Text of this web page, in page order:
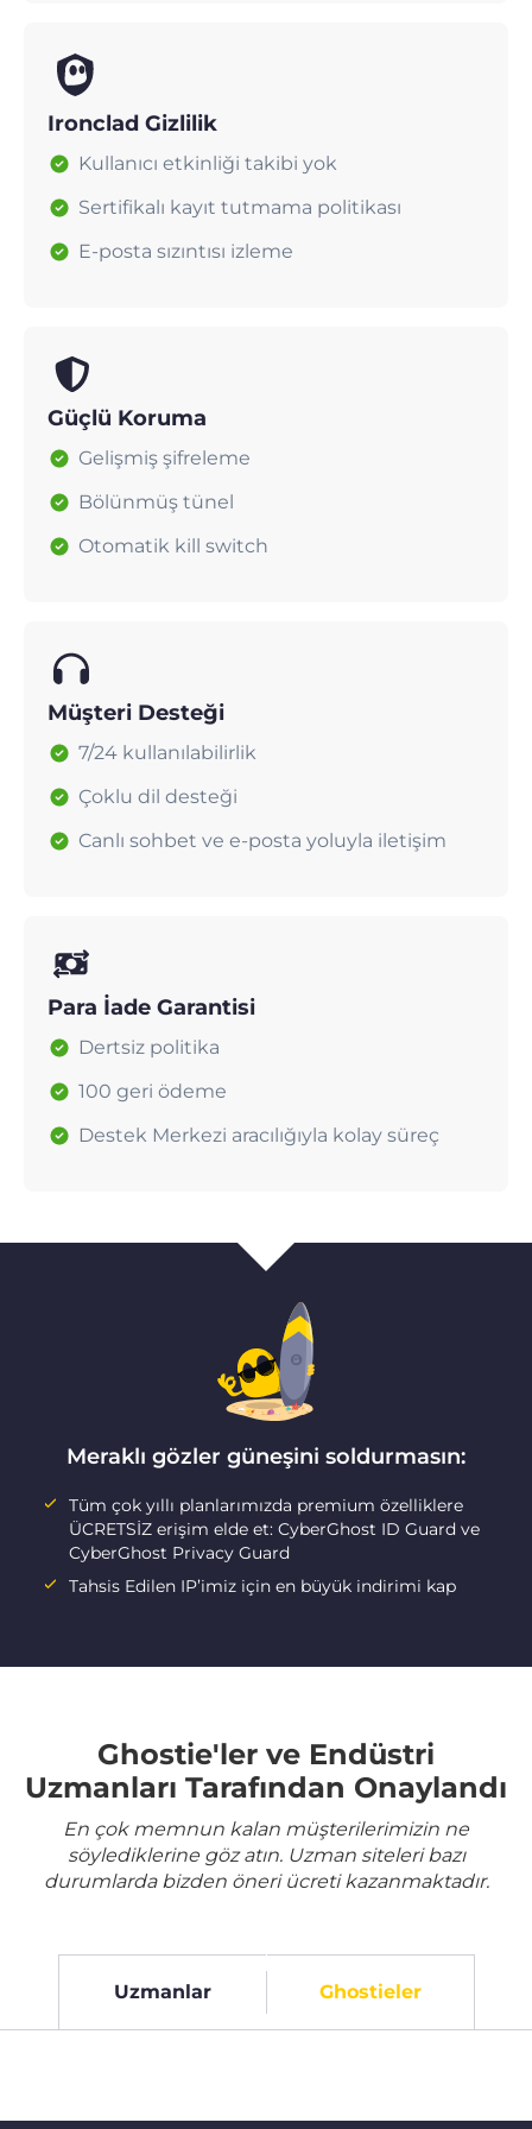
Ironclad Gizlilik
Kullanıcı etkinliği takibi yok
Sertifikalı kayıt tutmama politikası
E-posta sızıntısı izleme
Güçlü Koruma
Gelişmiş şifreleme
Bölünmüş tünel
Otomatik kill switch
Müşteri Desteği
7/24 kullanılabilirlik
Çoklu dil desteği
Canlı sohbet ve e-posta yoluyla iletişim
Para İade Garantisi
Dertsiz politika
100 geri ödeme
Destek Merkezi aracılığıyla kolay süreç
Meraklı gözler güneşini soldurmasın:
Tüm çok yıllı planlarımızda premium özelliklere
ÜCRETSİZ erişim elde et: CyberGhost ID Guard ve
CyberGhost Privacy Guard
Tahsis Edilen IP’imiz için en büyük indirimi kap
Ghostie'ler ve Endüstri
Uzmanları Tarafından Onaylandı
En çok memnun kalan müşterilerimizin ne
söylediklerine göz atın. Uzman siteleri bazı
durumlarda bizden öneri ücreti kazanmaktadır.
Uzmanlar Ghostieler